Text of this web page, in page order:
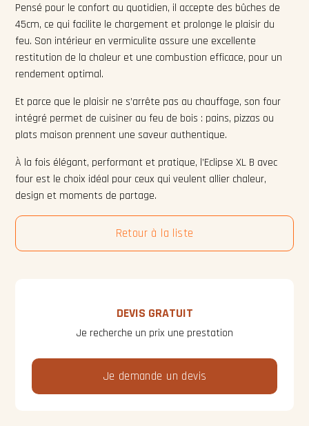
Pensé pour le confort au quotidien, il accepte des bûches de
45cm, ce qui facilite le chargement et prolonge le plaisir du
feu. Son intérieur en vermiculite assure une excellente
restitution de la chaleur et une combustion efficace, pour un
rendement optimal.
Et parce que le plaisir ne s’arrête pas au chauffage, son four
intégré permet de cuisiner au feu de bois : pains, pizzas ou
plats maison prennent une saveur authentique.
À la fois élégant, performant et pratique, l’Eclipse XL B avec
four est le choix idéal pour ceux qui veulent allier chaleur,
design et moments de partage.
Retour à la liste
DEVIS GRATUIT
Je recherche un prix une prestation
Je demande un devis